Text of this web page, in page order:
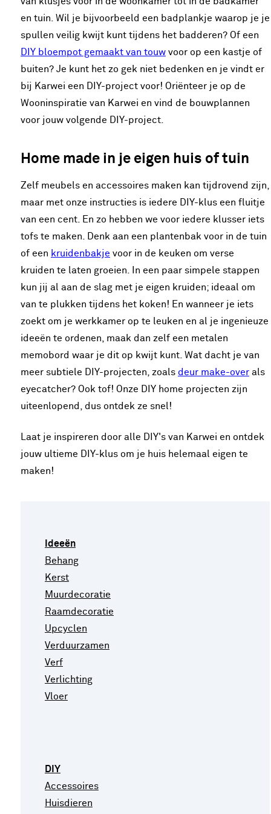
en tuin. Wil je bijvoorbeeld een badplankje waarop je je
spullen veilig kwijt kunt tijdens het badderen? Of een
DIY bloempot gemaakt van touw voor op een kastje of
buiten? Je kunt het zo gek niet bedenken en je vindt er
bij Karwei een DIY-project voor! Oriënteer je op de
Wooninspiratie van Karwei en vind de bouwplannen
voor jouw volgende DIY-project.
Home made in je eigen huis of tuin
Zelf meubels en accessoires maken kan tijdrovend zijn,
maar met onze instructies is iedere DIY-klus een fluitje
van een cent. En zo hebben we voor iedere klusser iets
tofs te maken. Denk aan een plantenbak voor in de tuin
of een kruidenbakje voor in de keuken om verse
kruiden te laten groeien. In een paar simpele stappen
kun jij al aan de slag met je eigen kruiden; ideaal om
van te plukken tijdens het koken! En wanneer je iets
zoekt om je werkkamer op te leuken en al je ingenieuze
ideeën te ordenen, maak dan zelf een metalen
memobord waar je dit op kwijt kunt. Wat dacht je van
meer subtiele DIY-projecten, zoals deur make-over als
eyecatcher? Ook tof! Onze DIY home projecten zijn
uiteenlopend, dus ontdek ze snel!
Laat je inspireren door alle DIY's van Karwei en ontdek
jouw ultieme DIY-klus om je huis helemaal eigen te
maken!
Ideeën
Behang
Kerst
Muurdecoratie
Raamdecoratie
Upcyclen
Verduurzamen
Verf
Verlichting
Vloer
DIY
Accessoires
Huisdieren